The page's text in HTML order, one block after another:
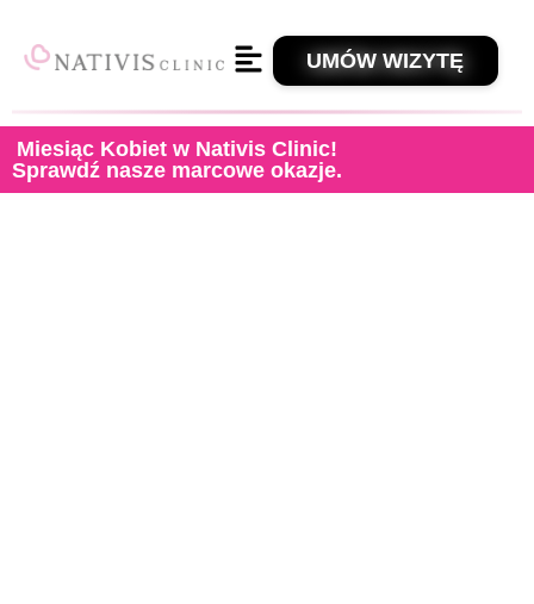
UMÓW WIZYTĘ
Miesiąc Kobiet w Nativis Clinic!
Sprawdź nasze marcowe okazje.